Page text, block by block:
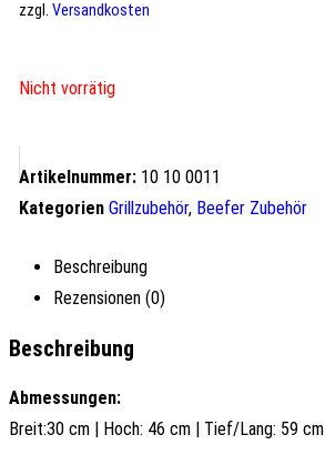
zzgl. Versandkosten
Nicht vorrätig
Artikelnummer: 10 10 0011
Kategorien Grillzubehör, Beefer Zubehör
Beschreibung
Rezensionen (0)
Beschreibung
Abmessungen:
Breit:30 cm | Hoch: 46 cm | Tief/Lang: 59 cm